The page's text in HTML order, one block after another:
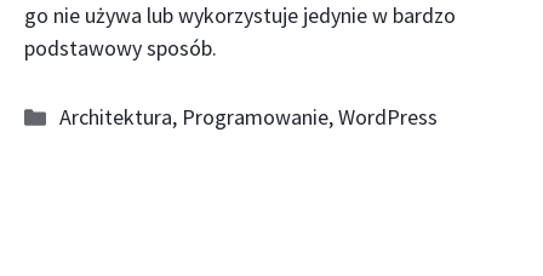
go nie używa lub wykorzystuje jedynie w bardzo
podstawowy sposób.
Kategorie
Architektura, Programowanie,WordPress